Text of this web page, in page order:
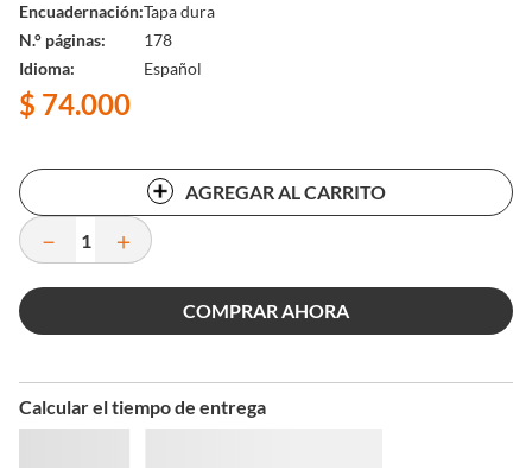
Encuadernación
N.° páginas
Idioma
Tapa dura
178
Español
$ 74.000
AGREGAR AL CARRITO
＋
－
COMPRAR AHORA
Calcular el tiempo de entrega